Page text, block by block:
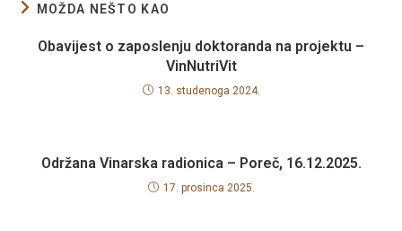
MOŽDA NEŠTO KAO
Obavijest o zaposlenju doktoranda na projektu –
VinNutriVit
13. studenoga 2024.
Održana Vinarska radionica – Poreč, 16.12.2025.
17. prosinca 2025.